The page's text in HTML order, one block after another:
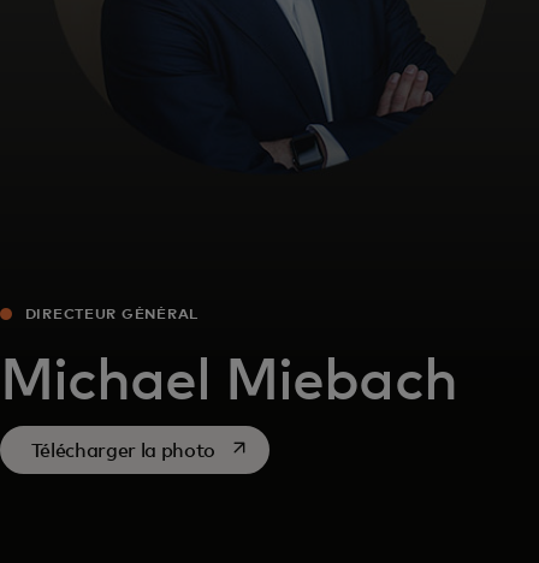
DIRECTEUR GÉNÉRAL
Michael Miebach
Télécharger la photo s’ouvre dans un nouvel onglet